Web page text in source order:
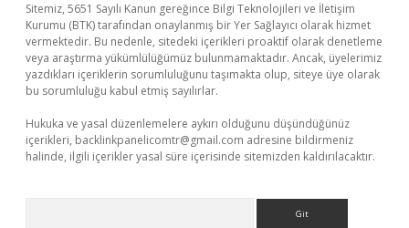
Sitemiz, 5651 Sayılı Kanun gereğince Bilgi Teknolojileri ve İletişim
Kurumu (BTK) tarafından onaylanmış bir Yer Sağlayıcı olarak hizmet
vermektedir. Bu nedenle, sitedeki içerikleri proaktif olarak denetleme
veya araştırma yükümlülüğümüz bulunmamaktadır. Ancak, üyelerimiz
yazdıkları içeriklerin sorumluluğunu taşımakta olup, siteye üye olarak
bu sorumluluğu kabul etmiş sayılırlar.
Hukuka ve yasal düzenlemelere aykırı olduğunu düşündüğünüz
içerikleri, backlinkpanelicomtr@gmail.com adresine bildirmeniz
halinde, ilgili içerikler yasal süre içerisinde sitemizden kaldırılacaktır.